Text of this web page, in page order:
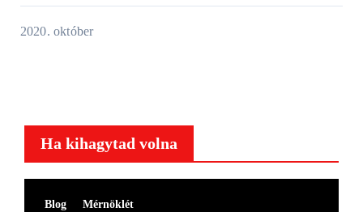
2020. október
Ha kihagytad volna
Blog Mérnöklét